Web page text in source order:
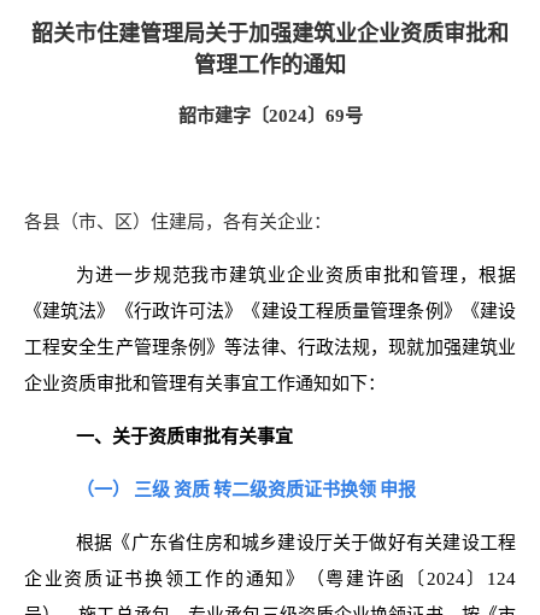
韶关市住建管理局关于加强建筑业企业资质审批和
管理工作的通知
韶市建字〔2024〕69号
各县（市、区）住建局，各有关企业：
为进一步规范我市建筑业企业资质审批和管理，根据
《建筑法》《行政许可法》《建设工程质量管理条例》《建设
工程安全生产管理条例》等法律、行政法规，现就加强建筑业
企业资质审批和管理有关事宜工作通知如下：
一、关于资质审批有关事宜
（一） 三级资质转二级资质证书换领 申报
根据《广东省住房和城乡建设厅关于做好有关建设工程
企业资质证书换领工作的通知》（粤建许函〔2024〕124